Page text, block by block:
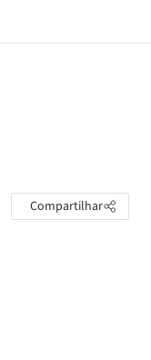
Compartilhar